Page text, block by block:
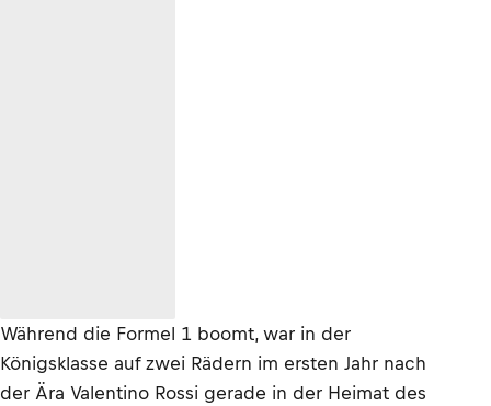
Während die Formel 1 boomt, war in der
Königsklasse auf zwei Rädern im ersten Jahr nach
der Ära Valentino Rossi gerade in der Heimat des